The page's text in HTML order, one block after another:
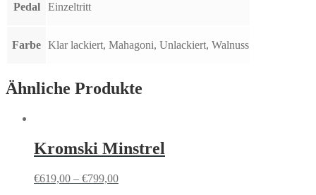
Pedal Einzeltritt
Farbe Klar lackiert, Mahagoni, Unlackiert, Walnuss
Ähnliche Produkte
Kromski Minstrel
€619,00 – €799,00